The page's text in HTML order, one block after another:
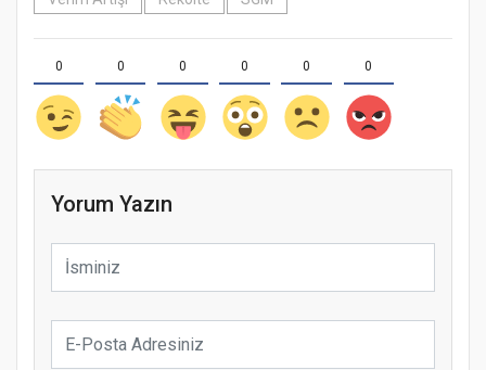
0 0 0 0 0 0
Yorum Yazın